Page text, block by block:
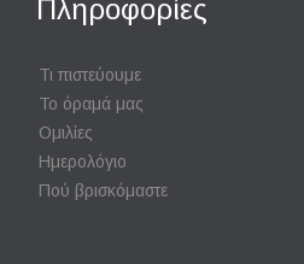
Πληροφορίες
Τι πιστεύουμε
Το όραμά μας
Ομιλίες
Ημερολόγιο
Πού βρισκόμαστε